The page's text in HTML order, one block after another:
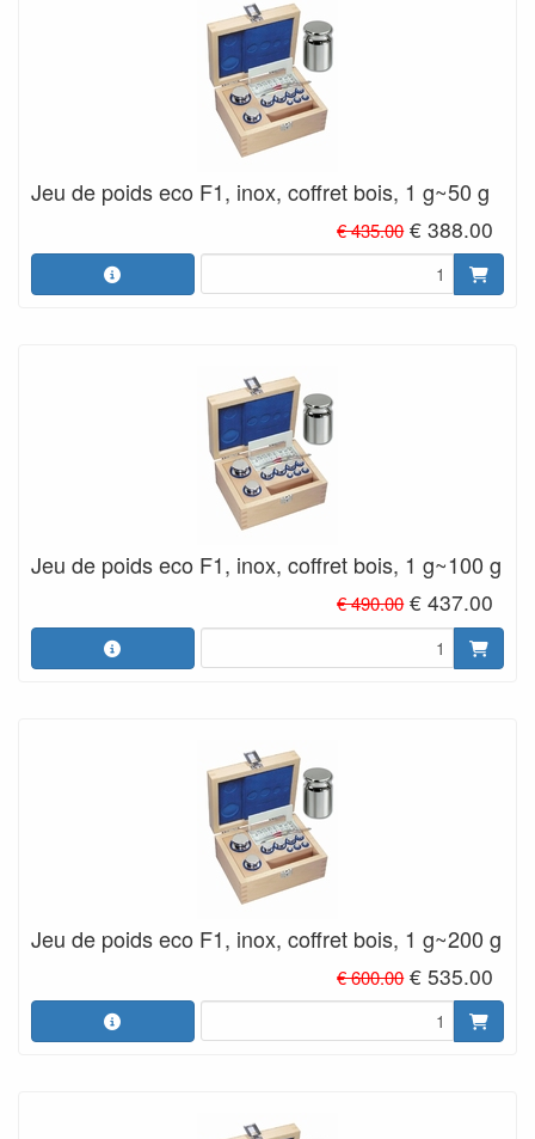
Jeu de poids eco F1, inox, coffret bois, 1 g~50 g
€ 435.00 € 388.00
Jeu de poids eco F1, inox, coffret bois, 1 g~100 g
€ 490.00 € 437.00
Jeu de poids eco F1, inox, coffret bois, 1 g~200 g
€ 600.00 € 535.00